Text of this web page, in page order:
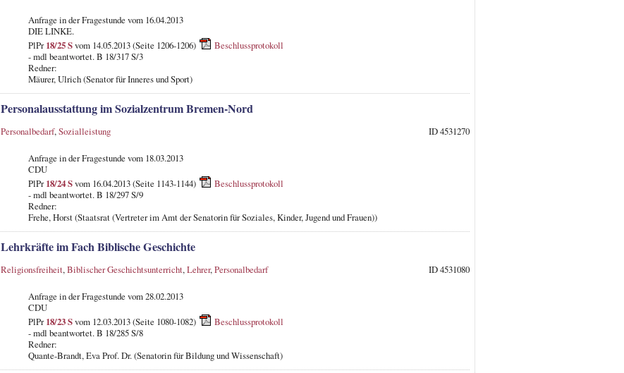
Anfrage in der Fragestunde vom 16.04.2013
DIE LINKE.
PlPr18/25 Svom 14.05.2013 (Seite 1206-1206)
Beschlussprotokoll
- mdl beantwortet. B 18/317 S/3
Redner:
Mäurer, Ulrich (Senator für Inneres und Sport)
Personalausstattung im Sozialzentrum Bremen-Nord
Personalbedarf,Sozialleistung ID 4531270
Anfrage in der Fragestunde vom 18.03.2013
CDU
PlPr18/24 Svom 16.04.2013 (Seite 1143-1144)
Beschlussprotokoll
- mdl beantwortet. B 18/297 S/9
Redner:
Frehe, Horst (Staatsrat (Vertreter im Amt der Senatorin für Soziales, Kinder, Jugend und Frauen))
Lehrkräfte im Fach Biblische Geschichte
Religionsfreiheit,Biblischer Geschichtsunterricht,Lehrer,Personalbedarf ID 4531080
Anfrage in der Fragestunde vom 28.02.2013
CDU
PlPr18/23 Svom 12.03.2013 (Seite 1080-1082)
Beschlussprotokoll
- mdl beantwortet. B 18/285 S/8
Redner:
Quante-Brandt, Eva Prof. Dr. (Senatorin für Bildung und Wissenschaft)